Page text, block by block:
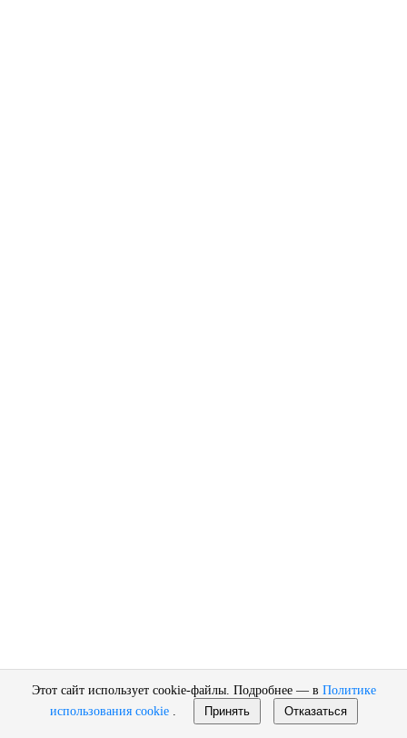
Этот сайт использует cookie-файлы. Подробнее — в Политике
использования cookie . Принять Отказаться